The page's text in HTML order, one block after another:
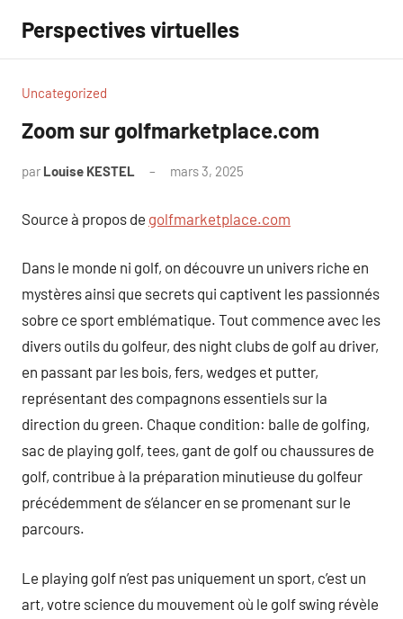
contenu
Perspectives virtuelles
Uncategorized
Zoom sur golfmarketplace.com
par Louise KESTEL mars 3, 2025
Source à propos de golfmarketplace.com
Dans le monde ni golf, on découvre un univers riche en
mystères ainsi que secrets qui captivent les passionnés
sobre ce sport emblématique. Tout commence avec les
divers outils du golfeur, des night clubs de golf au driver,
en passant par les bois, fers, wedges et putter,
représentant des compagnons essentiels sur la
direction du green. Chaque condition: balle de golfing,
sac de playing golf, tees, gant de golf ou chaussures de
golf, contribue à la préparation minutieuse du golfeur
précédemment de s’élancer en se promenant sur le
parcours.
Le playing golf n’est pas uniquement un sport, c’est un
art, votre science du mouvement où le golf swing révèle